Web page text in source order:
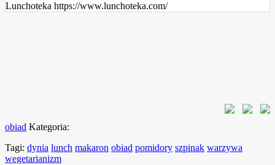
Lunchoteka https://www.lunchoteka.com/
obiad Kategoria:
Tagi: dynia lunch makaron obiad pomidory szpinak warzywa
wegetarianizm